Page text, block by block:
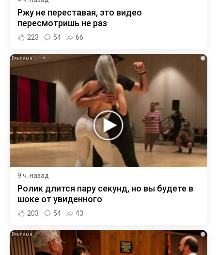
Ржу не переставая, это видео
пересмотришь не раз
223 54 66
i
9 ч. назад
Ролик длится пару секунд, но вы будете в
шоке от увиденного
203 54 43
i